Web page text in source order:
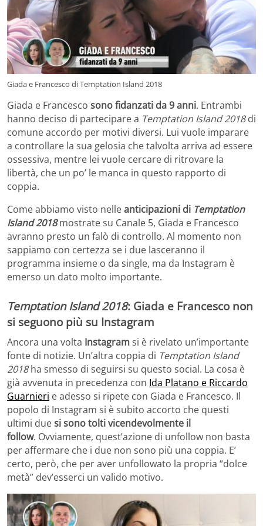
Giada e Francesco di Temptation Island 2018
Giada e Francesco sono fidanzati da 9 anni. Entrambi
hanno deciso di partecipare a Temptation Island 2018di
comune accordo per motivi diversi. Lui vuole imparare
a controllare la sua gelosia che talvolta arriva ad essere
ossessiva, mentre lei vuole cercare di ritrovare la
libertà, che un po’ le manca in questo rapporto di
coppia.
Come abbiamo visto nelleanticipazioni di Temptation
Island 2018 mostrate su Canale 5, Giada e Francesco
avranno presto un falò di controllo. Al momento non
sappiamo con certezza se i due lasceranno il
programma insieme o da single, ma da Instagram è
emerso un dato molto importante.
Temptation Island 2018: Giada e Francesco non
si seguono più su Instagram
Ancora una volta Instagramsi è rivelato un’importante
fonte di notizie. Un’altra coppia di Temptation Island
2018ha smesso di seguirsi su questo social. La cosa è
già avvenuta in precedenza con Ida Platano e Riccardo
Guarnieri e adesso si ripete con Giada e Francesco. Il
popolo di Instagram si è subito accorto che questi
ultimi duesi sono tolti vicendevolmente il
follow. Ovviamente, quest’azione di unfollow non basta
per affermare che i due non sono più una coppia. E’
certo, però, che per aver unfollowato la propria “dolce
metà” dev’esserci un valido motivo.